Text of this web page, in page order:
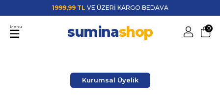
1999,99 TL VE ÜZERİ KARGO BEDAVA
suminashop 0
Menu
Kurumsal Üyelik